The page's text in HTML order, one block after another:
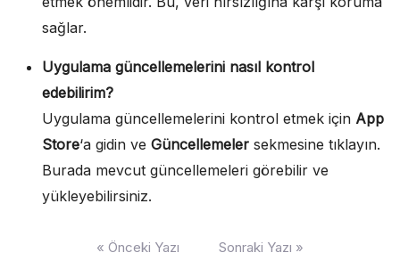
sağlar.
Uygulama güncellemelerini nasıl kontrol
edebilirim?
Uygulama güncellemelerini kontrol etmek için App
Store‘a gidin ve Güncellemeler sekmesine tıklayın.
Burada mevcut güncellemeleri görebilir ve
yükleyebilirsiniz.
« Önceki Yazı Sonraki Yazı »